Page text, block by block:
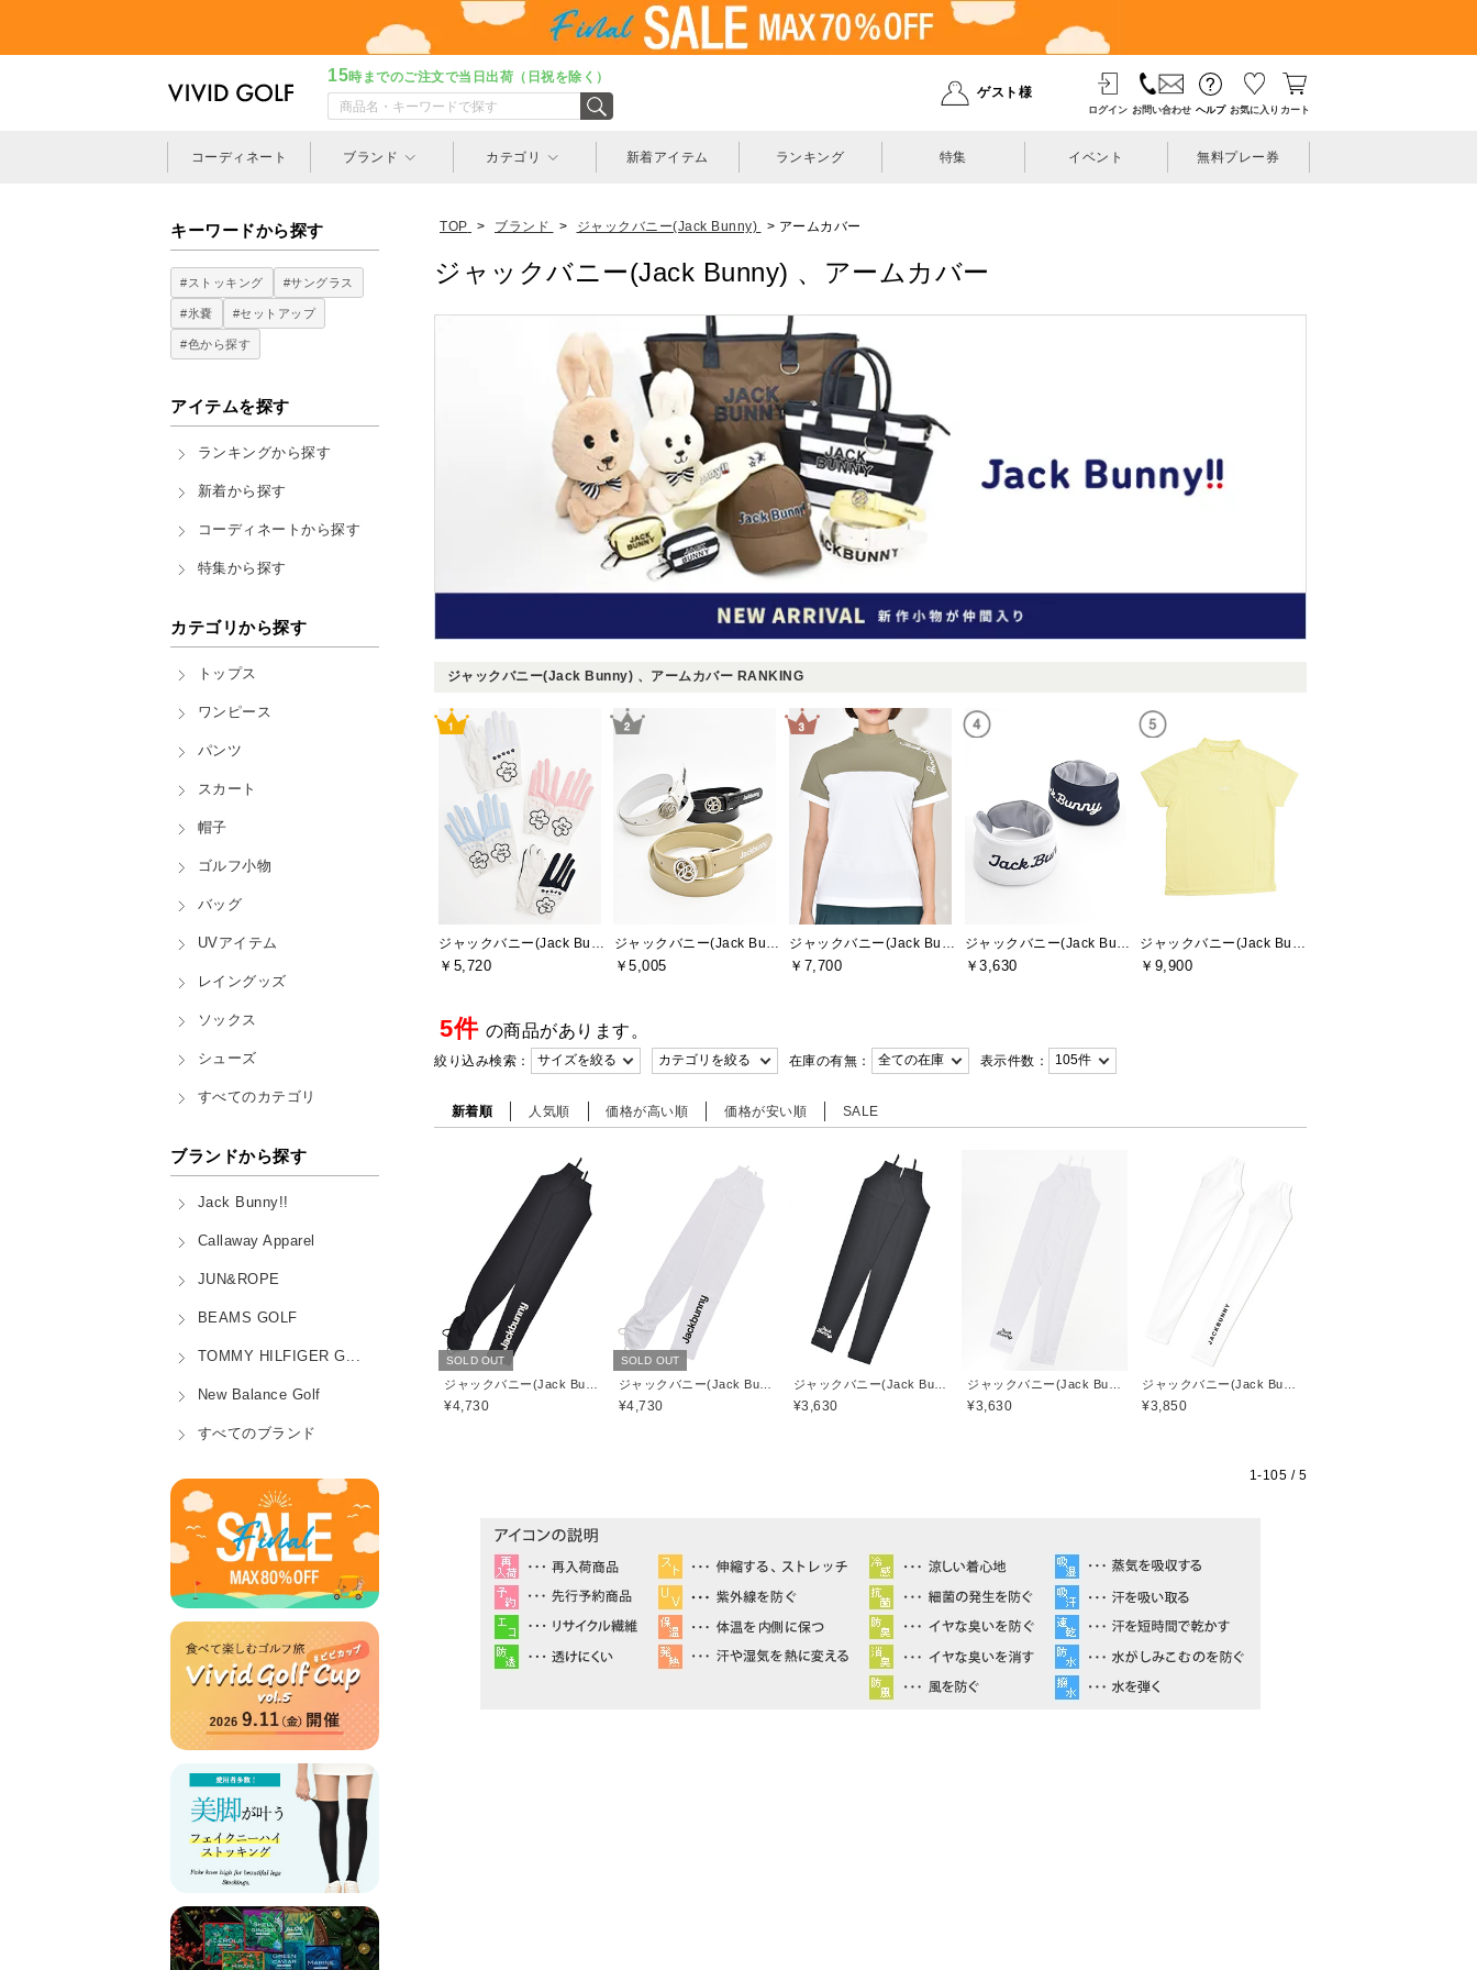
15時までのご注文で当日出荷（日祝を除く）
ゲスト様
ログイン お問い合わせ ヘルプ お気に入り カート
コーディネート ブランド カテゴリ 新着アイテム ランキング 特集 イベント 無料プレー券
キーワードから探す
#ストッキング #サングラス
#氷嚢 #セットアップ
#色から探す
アイテムを探す
ランキングから探す
新着から探す
コーディネートから探す
特集から探す
カテゴリから探す
トップス
ワンピース
パンツ
スカート
帽子
ゴルフ小物
バッグ
UVアイテム
レイングッズ
ソックス
シューズ
すべてのカテゴリ
ブランドから探す
Jack Bunny!!
Callaway Apparel
JUN&ROPE
BEAMS GOLF
TOMMY HILFIGER G...
New Balance Golf
すべてのブランド
TOP > ブランド > ジャックバニー(Jack Bunny) > アームカバー
ジャックバニー(Jack Bunny) 、アームカバー
ジャックバニー(Jack Bunny) 、アームカバー RANKING
￥5,720 ￥5,005 ￥7,700 ￥3,630 ￥9,900
5件 の商品があります。
絞り込み検索： 在庫の有無： 表示件数：
新着順 人気順 価格が高い順 価格が安い順 SALE
SOLD OUT
¥4,730
SOLD OUT
¥4,730 ¥3,630 ¥3,630 ¥3,850
1-105 / 5